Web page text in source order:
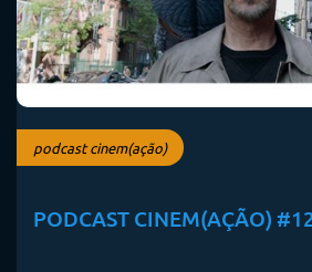
podcast cinem(ação)
PODCAST CINEM(AÇÃO)